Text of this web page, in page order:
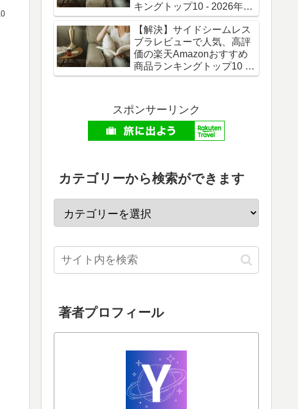
キングトップ10 - 2026年06
月最新版
【解決】サイドシームレス
ブラレビューで人気、高評
価の楽天Amazonおすすめ
商品ランキングトップ10 -
2026年06月最新版
スポンサーリンク
カテゴリーから検索ができます
著者プロフィール